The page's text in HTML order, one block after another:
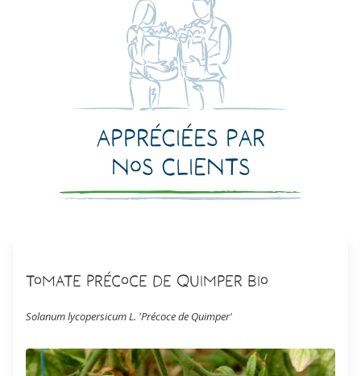
Appréciées par
nos clients
Tomate Précoce de Quimper Bio
Solanum lycopersicum L. 'Précoce de Quimper'